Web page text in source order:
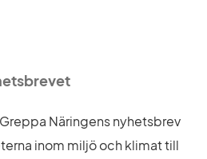
Näringens nyhetsbrev
inom miljö och klimat till